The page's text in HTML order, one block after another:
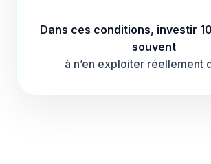
Dans ces conditions, investir
souvent
à n’en exploiter réellement